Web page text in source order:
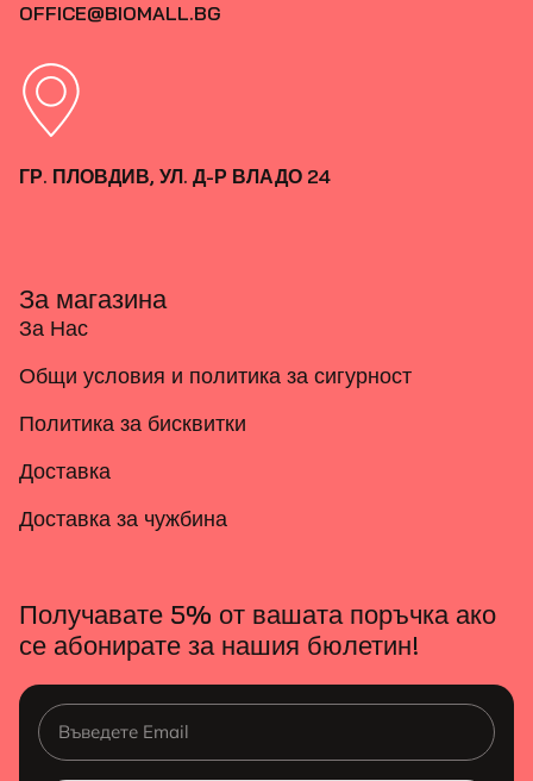
OFFICE@BIOMALL.BG
ГР. ПЛОВДИВ, УЛ. Д-Р ВЛАДО 24
За магазина
За Нас
Общи условия и политика за сигурност
Политика за бисквитки
Доставка
Доставка за чужбина
Получавате 5% от вашата поръчка ако
се абонирате за нашия бюлетин!